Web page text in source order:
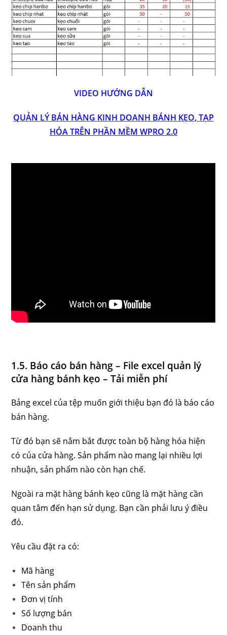
VIDEO HƯỚNG DẪN
QUẢN LÝ BÁN HÀNG KINH DOANH BÁNH KẸO, TẠP
HÓA TRÊN PHẦN MỀM WPRO 2.0
1.5. Báo cáo bán hàng – File excel quản lý
cửa hàng bánh kẹo – Tải miễn phí
Bảng excel của tệp muốn giới thiệu bạn đó là báo cáo
bán hàng.
Từ đó bạn sẽ nắm bắt được toàn bộ hàng hóa hiện
có của cửa hàng. Sản phẩm nào mang lại nhiều lợi
nhuận, sản phẩm nào còn hạn chế.
Ngoài ra mặt hàng bánh kẹo cũng là mặt hàng cần
quan tâm đến hạn sử dụng. Bạn cần phải lưu ý điều
đó.
Yêu cầu đặt ra có:
Mã hàng
Tên sản phẩm
Đơn vị tính
Số lượng bán
Doanh thu